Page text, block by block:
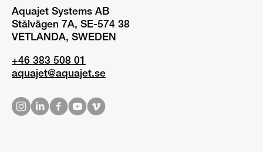
Aquajet Systems AB
Stålvägen 7A, SE-574 38
VETLANDA, SWEDEN
+46 383 508 01
aquajet@aquajet.se